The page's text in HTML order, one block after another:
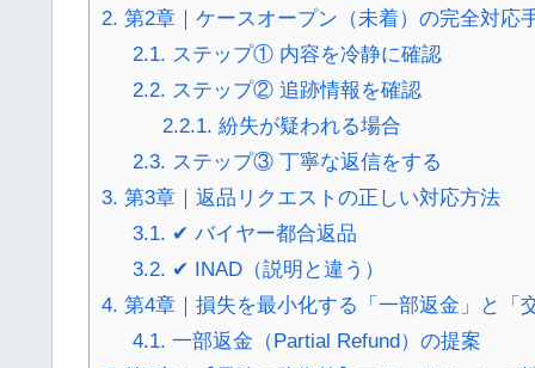
2. 第2章｜ケースオープン（未着）の完全対応
2.1. ステップ① 内容を冷静に確認
2.2. ステップ② 追跡情報を確認
2.2.1. 紛失が疑われる場合
2.3. ステップ③ 丁寧な返信をする
3. 第3章｜返品リクエストの正しい対応方法
3.1. ✔ バイヤー都合返品
3.2. ✔ INAD（説明と違う）
4. 第4章｜損失を最小化する「一部返金」と「
4.1. 一部返金（Partial Refund）の提案